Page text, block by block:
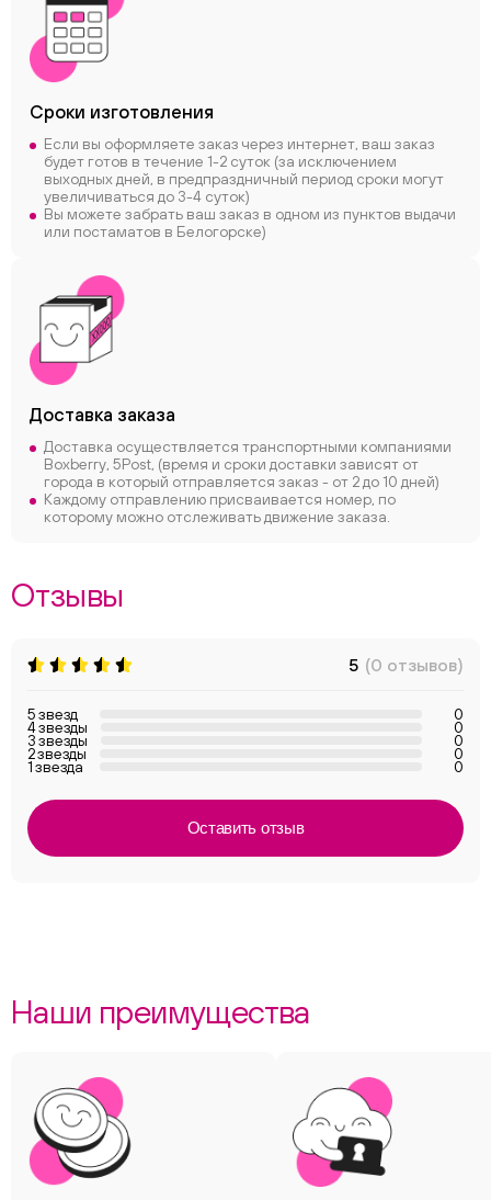
Сроки изготовления
Если вы оформляете заказ через интернет, ваш заказ
будет готов в течение 1-2 суток (за исключением
выходных дней, в предпраздничный период сроки могут
увеличиваться до 3-4 суток)
Вы можете забрать ваш заказ в одном из пунктов выдачи
или постаматов в Белогорске)
Доставка заказа
Доставка осуществляется транспортными компаниями
Boxberry, 5Post, (время и сроки доставки зависят от
города в который отправляется заказ - от 2 до 10 дней)
Каждому отправлению присваивается номер, по
которому можно отслеживать движение заказа.
Отзывы
5 (0 отзывов)
5 звезд 0
4 звезды 0
3 звезды 0
2 звезды 0
1 звезда 0
Оставить отзыв
Наши преимущества